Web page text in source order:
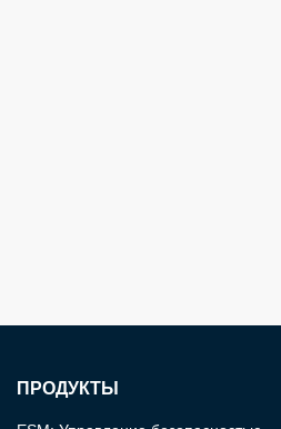
ПРОДУКТЫ